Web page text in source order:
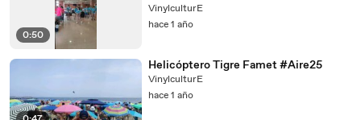
0:50
VinylculturE
hace 1 año
Helicóptero Tigre Famet #Aire25
VinylculturE
hace 1 año